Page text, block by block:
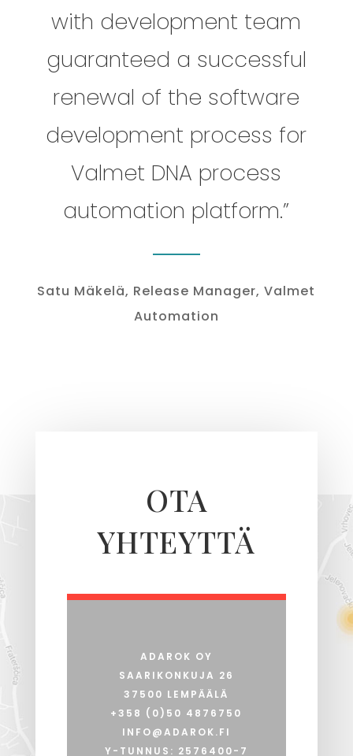
with development team
guaranteed a successful
renewal of the software
development process for
Valmet DNA process
automation platform.”
Satu Mäkelä, Release Manager, Valmet
Automation
OTA
YHTEYTTÄ
ADAROK OY
SAARIKONKUJA 26
37500 LEMPÄÄLÄ
+358 (0)50 4876750
INFO@ADAROK.FI
Y-TUNNUS: 2576400-7